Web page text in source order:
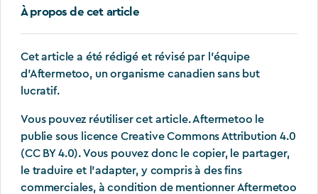
À propos de cet article
Cet article a été rédigé et révisé par l'équipe
d'Aftermetoo, un organisme canadien sans but
lucratif.
Vous pouvez réutiliser cet article. Aftermetoo le
publie sous licence Creative Commons Attribution 4.0
(CC BY 4.0). Vous pouvez donc le copier, le partager,
le traduire et l'adapter, y compris à des fins
commerciales, à condition de mentionner Aftermetoo